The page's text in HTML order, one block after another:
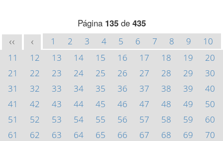
Página 135de 435
<< < 1 2 3 4 5 6 7 8 9
10
11
12 13 14 15 16 17 18 19
20
21
22 23 24 25 26 27 28 29
30
31
32 33 34 35 36 37 38 39
40
41
42 43 44 45 46 47 48 49
50
51
52 53 54 55 56 57 58 59
60
61
62 63 64 65 66 67 68 69
70